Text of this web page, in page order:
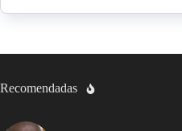
Recomendadas